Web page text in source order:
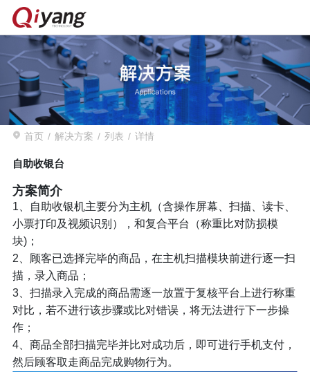
首页 解决方案 列表 详情
自助收银台
方案简介
1、自助收银机主要分为主机（含操作屏幕、扫描、读卡、
小票打印及视频识别），和复合平台（称重比对防损模
块)；
2、顾客已选择完毕的商品，在主机扫描模块前进行逐一扫
描，录入商品；
3、扫描录入完成的商品需逐一放置于复核平台上进行称重
对比，若不进行该步骤或比对错误，将无法进行下一步操
作；
4、商品全部扫描完毕并比对成功后，即可进行手机支付，
然后顾客取走商品完成购物行为。